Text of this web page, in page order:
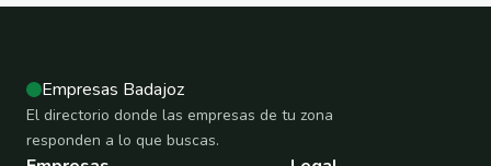
Empresas Badajoz
El directorio donde las empresas de tu zona
responden a lo que buscas.